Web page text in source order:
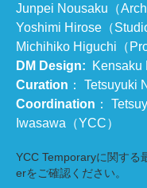
Junpei Nousaku（
Yoshimi Hirose（
Michihiko Higuchi（
DM Design: Kensaku
Curation ： Tetsuyuki
Coordination ：
Iwasawa（YCC）
YCC Temporaryに関する
erをご確認ください。